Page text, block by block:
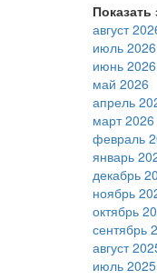
Показать
август
июль 2026
июнь 2026
май 2026
апрель
март 2026
февраль
январь
декабрь
ноябрь
октябрь
сентябрь
август
июль 2025